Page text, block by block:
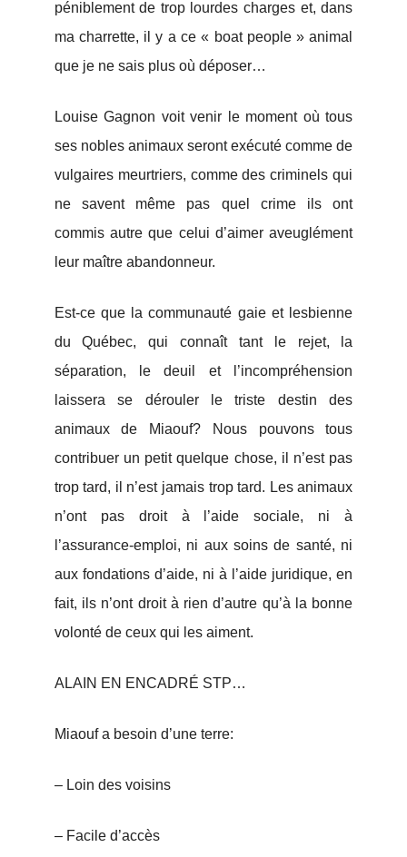
péniblement de trop lourdes charges et, dans
ma charrette, il y a ce « boat people » animal
que je ne sais plus où déposer…
Louise Gagnon voit venir le moment où tous
ses nobles animaux seront exécuté comme de
vulgaires meurtriers, comme des criminels qui
ne savent même pas quel crime ils ont
commis autre que celui d’aimer aveuglément
leur maître abandonneur.
Est-ce que la communauté gaie et lesbienne
du Québec, qui connaît tant le rejet, la
séparation, le deuil et l’incompréhension
laissera se dérouler le triste destin des
animaux de Miaouf? Nous pouvons tous
contribuer un petit quelque chose, il n’est pas
trop tard, il n’est jamais trop tard. Les animaux
n’ont pas droit à l’aide sociale, ni à
l’assurance-emploi, ni aux soins de santé, ni
aux fondations d’aide, ni à l’aide juridique, en
fait, ils n’ont droit à rien d’autre qu’à la bonne
volonté de ceux qui les aiment.
ALAIN EN ENCADRÉ STP…
Miaouf a besoin d’une terre:
– Loin des voisins
– Facile d’accès